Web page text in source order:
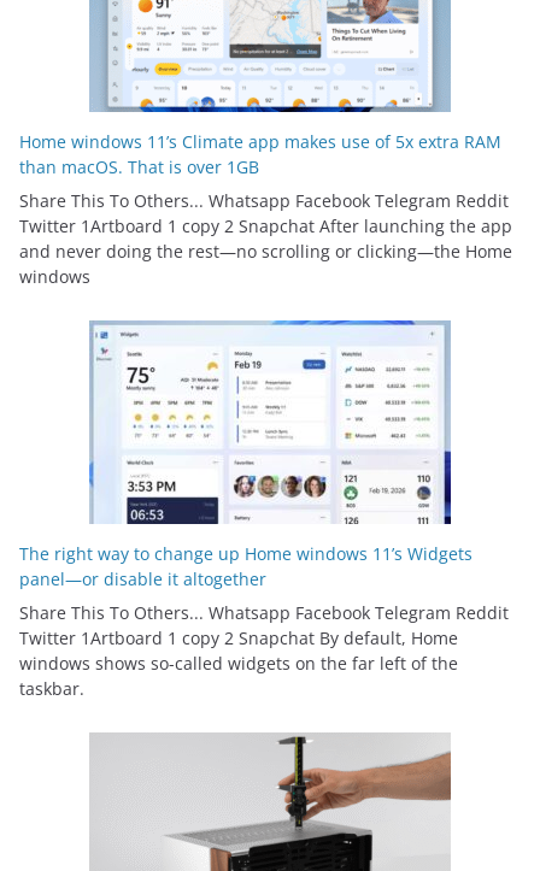
Home windows 11’s Climate app makes use of 5x extra RAM
than macOS. That is over 1GB
Share This To Others... Whatsapp Facebook Telegram Reddit
Twitter 1Artboard 1 copy 2 Snapchat After launching the app
and never doing the rest—no scrolling or clicking—the Home
windows
The right way to change up Home windows 11’s Widgets
panel—or disable it altogether
Share This To Others... Whatsapp Facebook Telegram Reddit
Twitter 1Artboard 1 copy 2 Snapchat By default, Home
windows shows so-called widgets on the far left of the
taskbar.